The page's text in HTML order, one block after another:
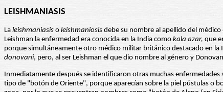
LEISHMANIASIS
La leishmaniasis o leishmaniosis debe su nombre al apellido del
Leishman la enfermedad era conocida en la India como kala azar, que
porque simultáneamente otro médico militar británico destacado en
donovani, pero, al ser Leishman el que dio nombre al género y
Inmediatamente después se identificaron otras muchas enfermedades
tipo de "botón de Oriente", porque aparecían sobre la piel pústulas o